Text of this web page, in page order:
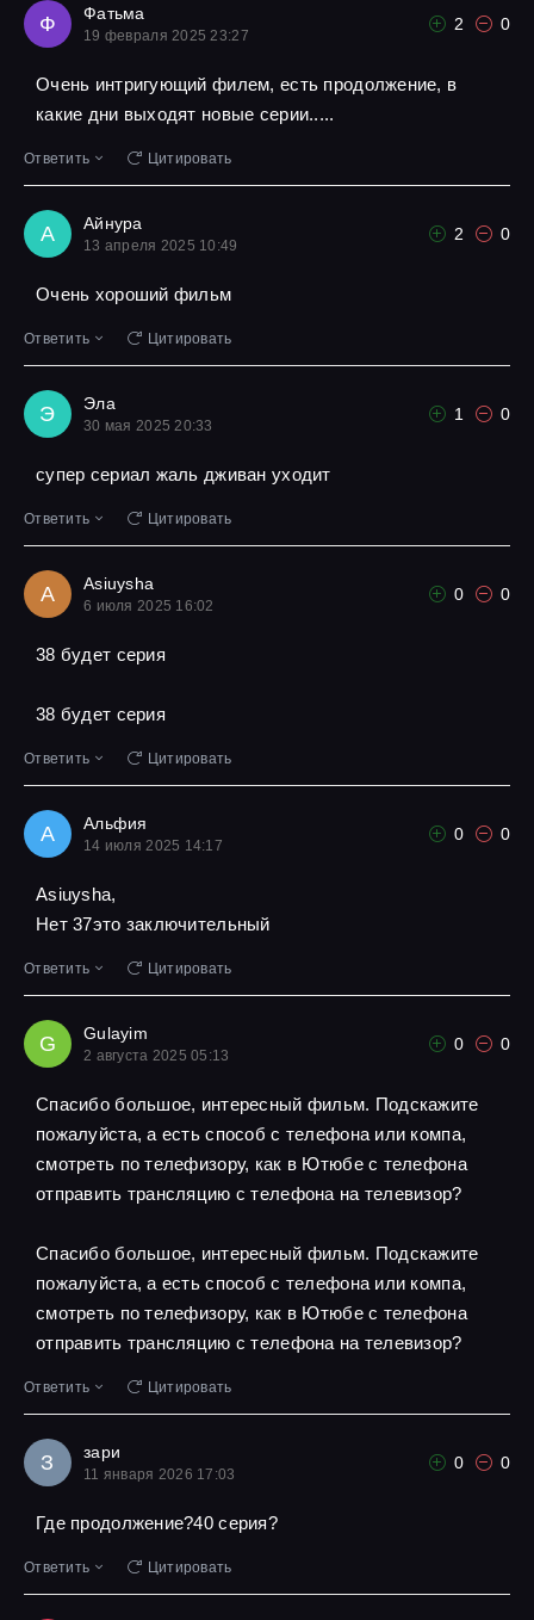
Ф Фатьма
19 февраля 2025 23:27
2 0
Очень интригующий филем, есть продолжение, в
какие дни выходят новые серии.....
Ответить Цитировать
А Айнура
13 апреля 2025 10:49
2 0
Очень хороший фильм
Ответить Цитировать
Э Эла
30 мая 2025 20:33
1 0
супер сериал жаль дживан уходит
Ответить Цитировать
A Asiuysha
6 июля 2025 16:02
0 0
38 будет серия
38 будет серия
Ответить Цитировать
А Альфия
14 июля 2025 14:17
0 0
Asiuysha,
Нет 37это заключительный
Ответить Цитировать
G Gulayim
2 августа 2025 05:13
0 0
Спасибо большое, интересный фильм. Подскажите
пожалуйста, а есть способ с телефона или компа,
смотреть по телефизору, как в Ютюбе с телефона
отправить трансляцию с телефона на телевизор?
Спасибо большое, интересный фильм. Подскажите
пожалуйста, а есть способ с телефона или компа,
смотреть по телефизору, как в Ютюбе с телефона
отправить трансляцию с телефона на телевизор?
Ответить Цитировать
З зари
11 января 2026 17:03
0 0
Где продолжение?40 серия?
Ответить Цитировать